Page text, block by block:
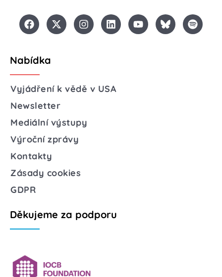
Nabídka
Vyjádření k vědě v USA
Newsletter
Mediální výstupy
Výroční zprávy
Kontakty
Zásady cookies
GDPR
Děkujeme za podporu